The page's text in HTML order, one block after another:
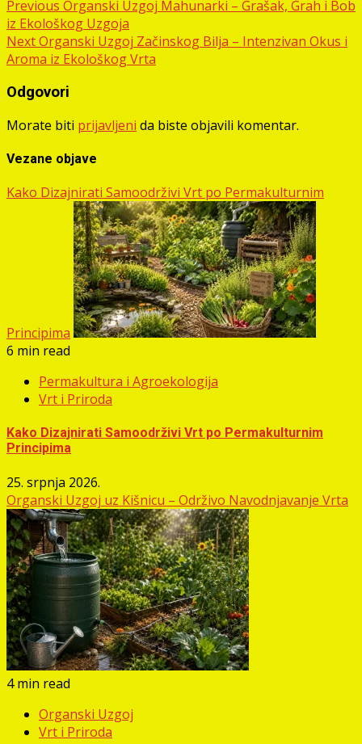
Post
navigation
Previous Organski Uzgoj Mahunarki – Grašak, Grah i Bob
iz Ekološkog Uzgoja
NextOrganski Uzgoj Začinskog Bilja – Intenzivan Okus i
Aroma iz Ekološkog Vrta
Odgovori
Morate biti prijavljeni da biste objavili komentar.
Vezane objave
Kako Dizajnirati Samoodrživi Vrt po Permakulturnim
Principima
6 min read
Permakultura i Agroekologija
Vrt i Priroda
Kako Dizajnirati Samoodrživi Vrt po Permakulturnim
Principima
25. srpnja 2026.
Organski Uzgoj uz Kišnicu – Održivo Navodnjavanje Vrta
4 min read
Organski Uzgoj
Vrt i Priroda